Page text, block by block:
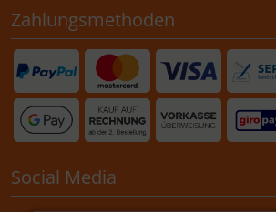
Zahlungsmethoden
Social Media